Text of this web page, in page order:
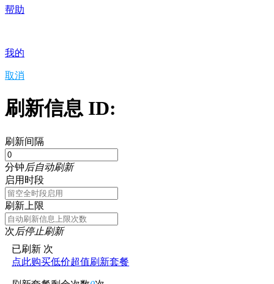
帮助
我的
取消
刷新信息 ID:
刷新间隔
分钟后自动刷新
启用时段
刷新上限
次后停止刷新
已刷新 次
点此购买低价超值刷新套餐